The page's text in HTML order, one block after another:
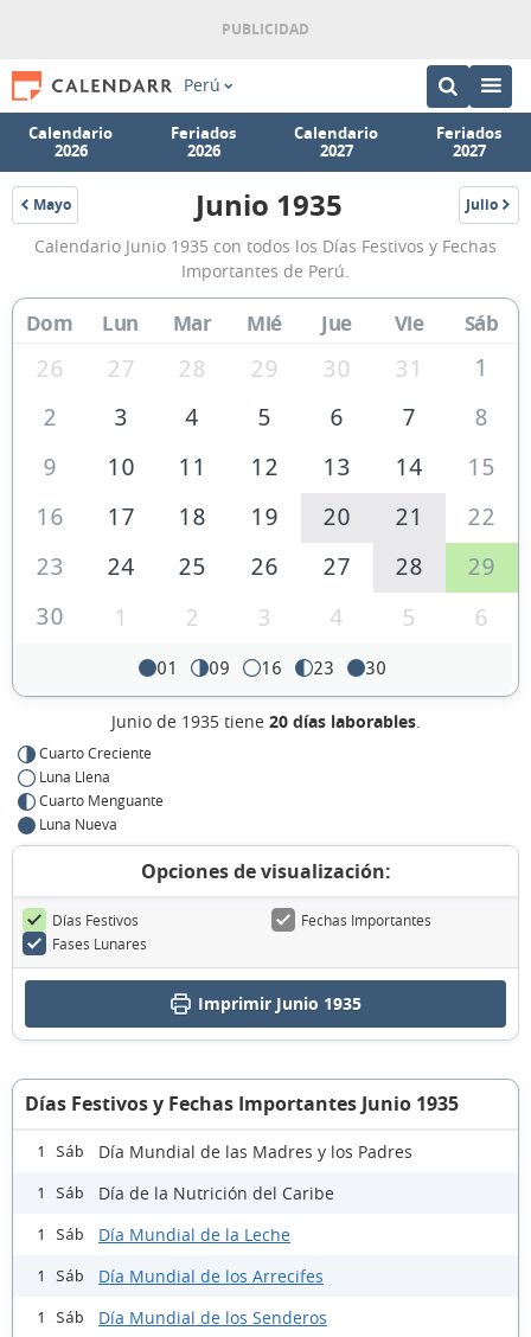
Perú
Calendario
2026
Feriados
2026
Calendario
2027
Feriados
2027
Mayo
1935
Calendario
Junio
1935
de
Perú
Junio 1935 Julio
1935
Calendario Junio 1935 con todos los Días Festivos y Fechas
Importantes de Perú.
Dom Lun Mar Mié Jue Vie Sáb
26 27 28 29 30 31
1
2
3 4 5 6 7
8
9
10 11 12 13 14
15
16
17 18 19 20 21
22
23
24 25 26 27 28
29
30
1 2 3 4 5 6
01 09 16 23 30
Junio de 1935 tiene 20 días laborables.
Cuarto Creciente
Luna Llena
Cuarto Menguante
Luna Nueva
Opciones de visualización:
Días Festivos
Fechas Importantes
Fases Lunares
Imprimir Junio 1935
Días Festivos y Fechas Importantes Junio 1935
1 Sáb Día Mundial de las Madres y los Padres
1 Sáb Día de la Nutrición del Caribe
1 Sáb Día Mundial de la Leche
1 Sáb Día Mundial de los Arrecifes
1 Sáb Día Mundial de los Senderos